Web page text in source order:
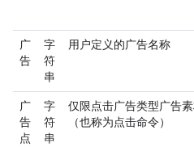
广
告
字
符
串
用户定义的广告名称
广
告
点
字
符
串
仅限点击广告类型广告
（也称为点击命令）